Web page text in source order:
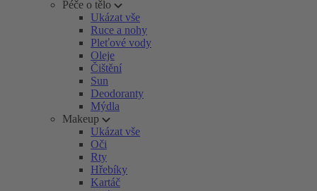
Péče o tělo
Ukázat vše
Ruce a nohy
Pleťové vody
Oleje
Čištění
Sun
Deodoranty
Mýdla
Makeup
Ukázat vše
Oči
Rty
Hřebíky
Kartáč